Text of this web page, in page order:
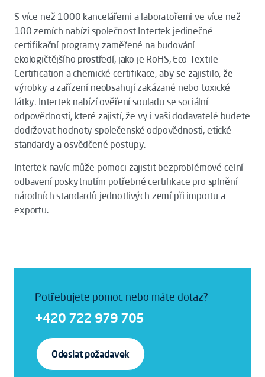
S více než 1000 kancelářemi a laboratořemi ve více než
100 zemích nabízí společnost Intertek jedinečné
certifikační programy zaměřené na budování
ekologičtějšího prostředí, jako je RoHS, Eco-Textile
Certification a chemické certifikace, aby se zajistilo, že
výrobky a zařízení neobsahují zakázané nebo toxické
látky. Intertek nabízí ověření souladu se sociální
odpovědností, které zajistí, že vy i vaši dodavatelé budete
dodržovat hodnoty společenské odpovědnosti, etické
standardy a osvědčené postupy.
Intertek navíc může pomoci zajistit bezproblémové celní
odbavení poskytnutím potřebné certifikace pro splnění
národních standardů jednotlivých zemí při importu a
exportu.
Potřebujete pomoc nebo máte dotaz?
+420 722 979 705
Odeslat požadavek